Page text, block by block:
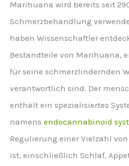
Marihuana wird bereits seit
Schmerzbehandlung
haben Wissenschaftler
Bestandteile von Marihuana,
für seine schmerzlindernden
verantwortlich sind. Der
enthält ein spezialisiertes
namens endocannabinoid
Regulierung einer Vielzahl
ist, einschließlich Schlaf,